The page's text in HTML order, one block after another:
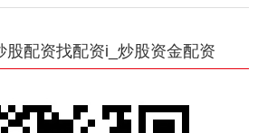
股配资找配资i_炒股资金配资